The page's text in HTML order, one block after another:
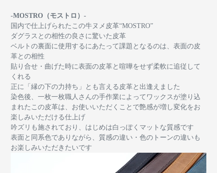
-MOSTRO（モストロ）-
国内で仕上げられたこの牛ヌメ皮革“MOSTRO”
ダグラスとの相性の良さに驚いた皮革
ベルトの裏面に使用するにあたって課題となるのは、表面の皮
革との相性
貼り合せ・曲げた時に表面の皮革と喧嘩をせず柔軟に追従して
くれる
正に「縁の下の力持ち」とも言える皮革と出逢えました
染色後、一枚一枚職人さんの手作業によってワックスが塗り込
まれたこの皮革は、お使いいただくことで艶感が増し変化をお
楽しみいただける仕上げ
吟ズリも施されており、はじめは白っぽくマットな質感です
表面と同系色でありながら、質感の違い・色のトーンの違いも
お楽しみいただきたいです